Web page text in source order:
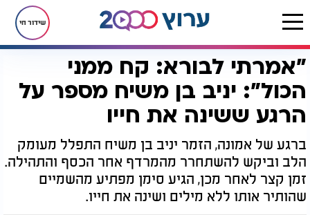
שידור חי
דף הבית יהדות "אמרתי לבורא: קח ממני הכול": יניב בן משיח מספר על הרגע ששינה את חייו
"אמרתי לבורא: קח ממני
הכול": יניב בן משיח מספר על
הרגע ששינה את חייו
ברגע של אמונה, הזמר יניב בן משיח התפלל מעומק
הלב וביקש להשתחרר מהמרדף אחר הכסף והתהילה.
זמן קצר לאחר מכן, הגיע סימן מפתיע מהשמיים
שהותיר אותו ללא מילים ושינה את חייו.